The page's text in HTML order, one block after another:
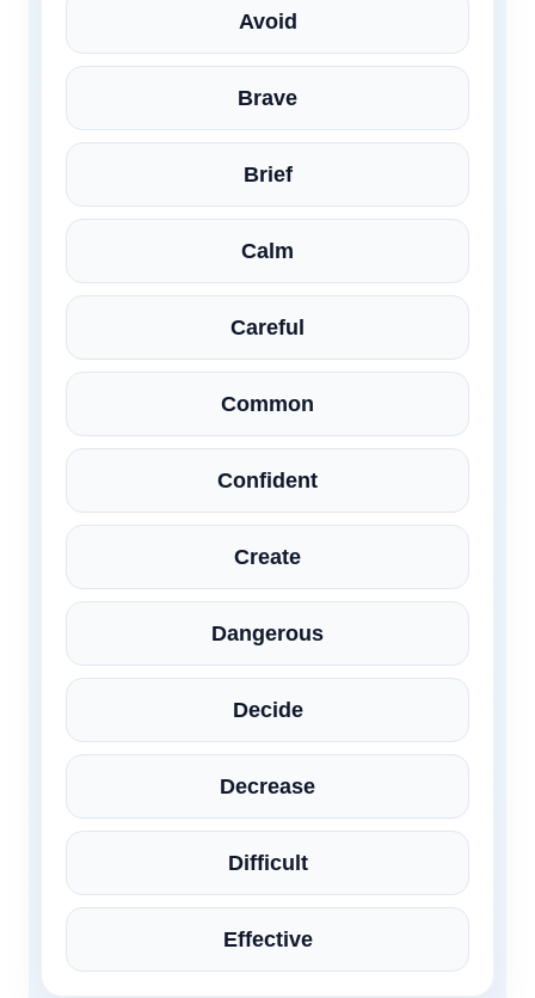
Avoid
Brave
Brief
Calm
Careful
Common
Confident
Create
Dangerous
Decide
Decrease
Difficult
Effective